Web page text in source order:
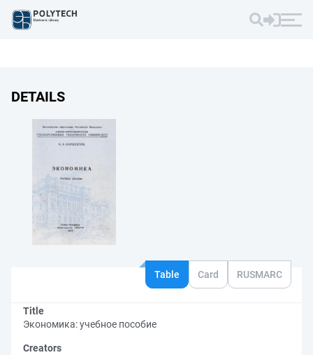
DETAILS
Table Card RUSMARC
Title
Экономика: учебное пособие
Creators